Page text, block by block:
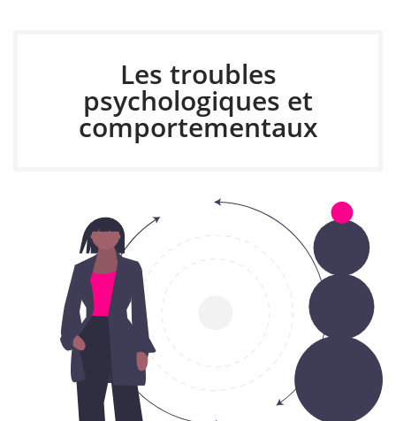
Les troubles
psychologiques et
comportementaux